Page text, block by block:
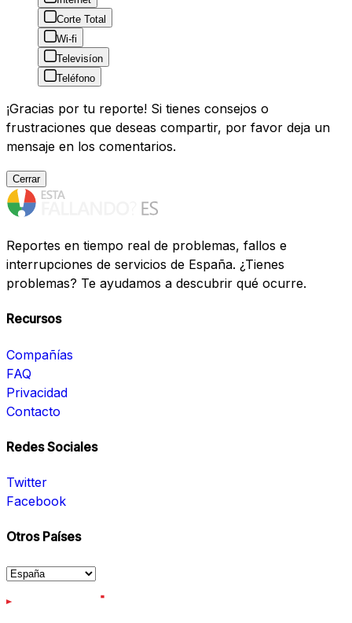
Corte Total
Wi-fi
Televisíon
Teléfono
¡Gracias por tu reporte! Si tienes consejos o
frustraciones que deseas compartir, por favor deja un
mensaje en los comentarios.
Cerrar
Reportes en tiempo real de problemas, fallos e
interrupciones de servicios de España. ¿Tienes
problemas? Te ayudamos a descubrir qué ocurre.
Recursos
Compañías
FAQ
Privacidad
Contacto
Redes Sociales
Twitter
Facebook
Otros Países